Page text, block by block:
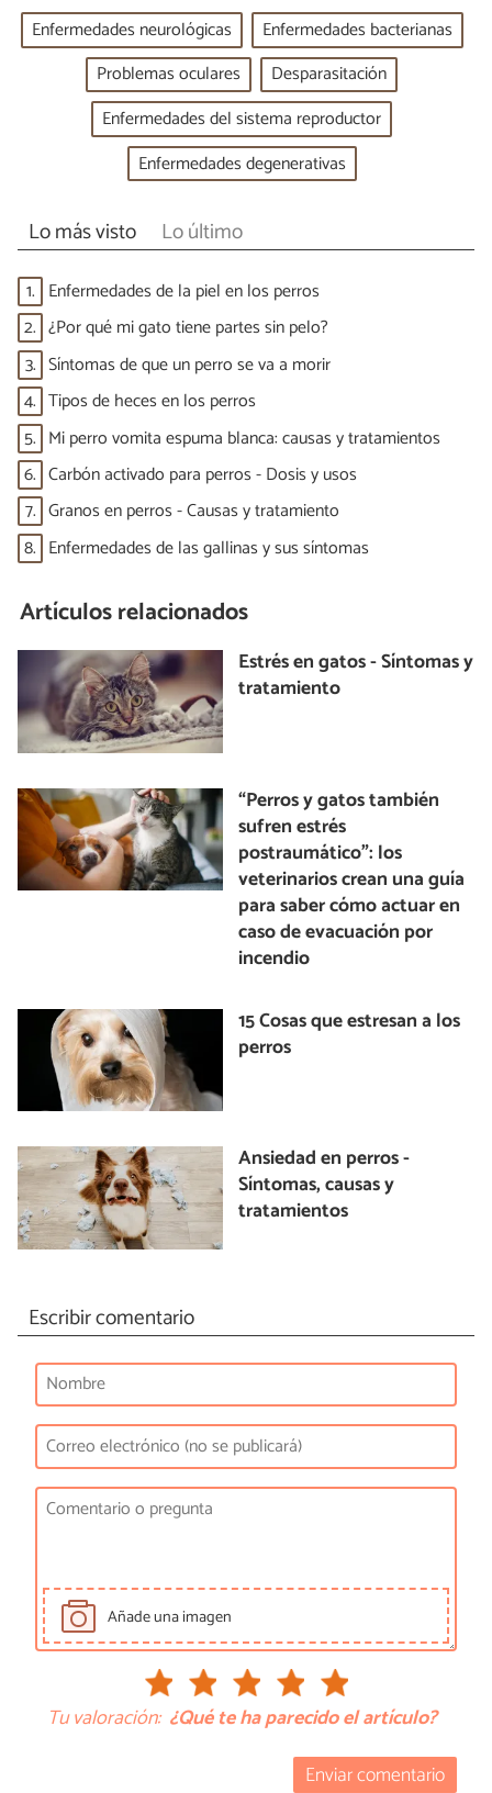
Enfermedades neurológicas
Enfermedades bacterianas
Problemas oculares
Desparasitación
Enfermedades del sistema reproductor
Enfermedades degenerativas
Lo más visto Lo último
1. Enfermedades de la piel en los perros
2. ¿Por qué mi gato tiene partes sin pelo?
3. Síntomas de que un perro se va a morir
4. Tipos de heces en los perros
5. Mi perro vomita espuma blanca: causas y tratamientos
6. Carbón activado para perros - Dosis y usos
7. Granos en perros - Causas y tratamiento
8. Enfermedades de las gallinas y sus síntomas
Artículos relacionados
Estrés en gatos - Síntomas y
tratamiento
“Perros y gatos también
sufren estrés
postraumático”: los
veterinarios crean una guía
para saber cómo actuar en
caso de evacuación por
incendio
15 Cosas que estresan a los
perros
Ansiedad en perros -
Síntomas, causas y
tratamientos
Escribir comentario
Añade una imagen
Tu valoración: ¿Qué te ha parecido el artículo?
Enviar comentario